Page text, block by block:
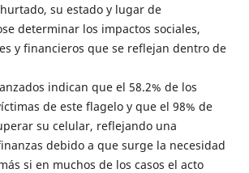
su estado y lugar de
determinar los impactos sociales,
y financieros que se reflejan dentro de
indican que el 58.2% de los
de este flagelo y que el 98% de
su celular, reflejando una
debido a que surge la necesidad
si en muchos de los casos el acto